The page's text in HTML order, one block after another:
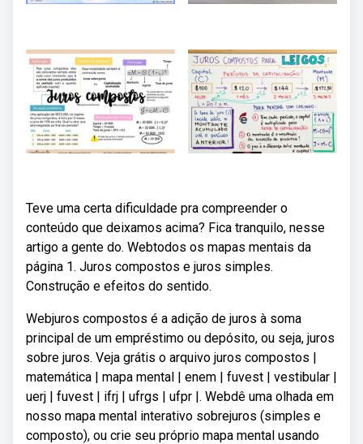
Teve uma certa dificuldade pra compreender o
conteúdo que deixamos acima? Fica tranquilo, nesse
artigo a gente do. Webtodos os mapas mentais da
página 1. Juros compostos e juros simples.
Construção e efeitos do sentido.
Webjuros compostos é a adição de juros à soma
principal de um empréstimo ou depósito, ou seja, juros
sobre juros. Veja grátis o arquivo juros compostos |
matemática | mapa mental | enem | fuvest | vestibular |
uerj | fuvest | ifrj | ufrgs | ufpr |. Webdê uma olhada em
nosso mapa mental interativo sobrejuros (simples e
composto), ou crie seu próprio mapa mental usando